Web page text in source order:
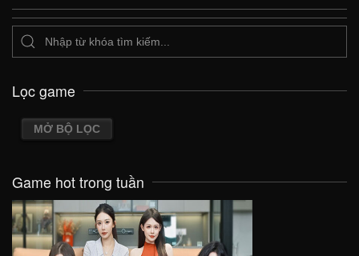
Lọc game
MỞ BỘ LỌC
Game hot trong tuần